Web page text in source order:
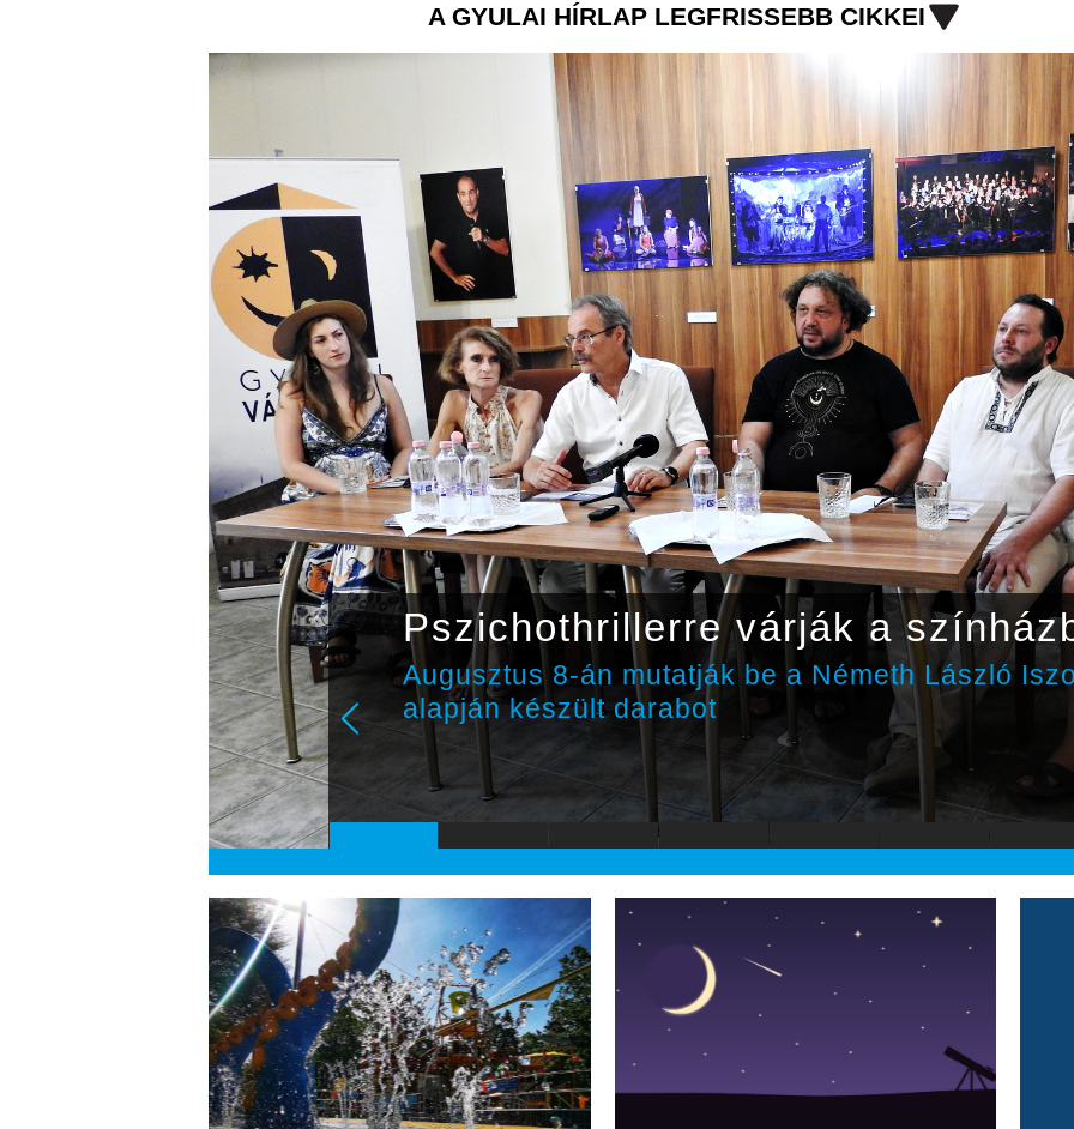
A GYULAI HÍRLAP LEGFRISSEBB CIKKEI
Pszichothrillerre várják a
Augusztus 8-án mutatják be a Németh László
alapján készült darabot